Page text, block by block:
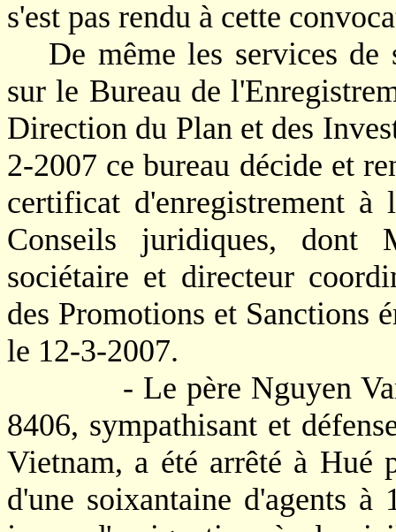
s'est pas rendu à cette
De même les services
sur le Bureau de
Direction du Plan et des
2-2007 ce bureau décide et
certificat d'enregistrement
Conseils juridiques, dont
sociétaire et directeur
des Promotions et Sanctions
le 12-3-2007.
- Le père Nguyen Van
8406, sympathisant et
Vietnam, a été arrêté à Hué
d'une soixantaine d'agents à